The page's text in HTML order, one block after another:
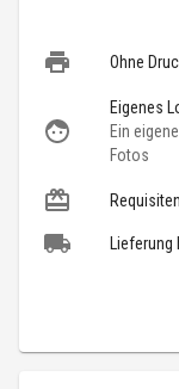
Ohne
Eigenes
Ein
Fotos
Requisiten
Lieferung